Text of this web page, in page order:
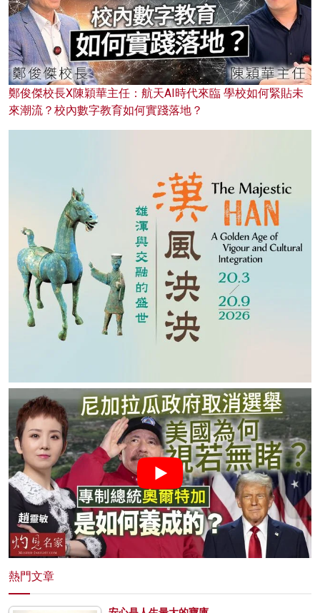
鄭俊傑校長X陳穎華主任：航天AI時代來臨 學校如何緊貼未
來潮流？校內數字教育如何實踐落地？
熱門文章